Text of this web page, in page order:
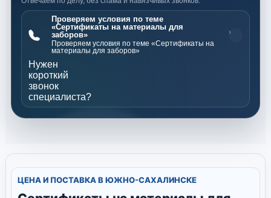
Проверяем условия по теме
«Сертификаты на материалы для
заборов»
Проверяем условия по теме «Сертификаты на
материалы для заборов»
›
Нужен
короткий
звонок
специалиста?
ЦЕНА И ПОСТАВКА В ЮЖНО-САХАЛИНСКЕ